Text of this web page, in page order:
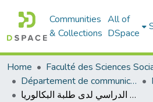
Communities
& Collections
All of
DSpace
Home
Département de communication
موقع الفايسبوك وأثره على التحصيل الدراسي لدى طلبة البكالوريا